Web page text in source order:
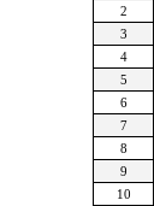
2
3
4
5
6
7
8
9
10